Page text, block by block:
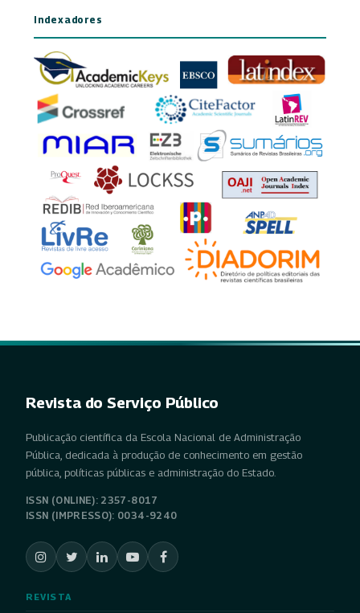
Indexadores
Revista do Serviço Público
Publicação científica da Escola Nacional de Administração
Pública, dedicada à produção de conhecimento em gestão
pública, políticas públicas e administração do Estado.
ISSN (ONLINE): 2357-8017
ISSN (IMPRESSO): 0034-9240
REVISTA